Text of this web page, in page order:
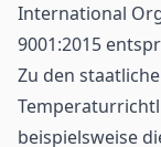
International
9001:2015
Zu den
beispielsweise